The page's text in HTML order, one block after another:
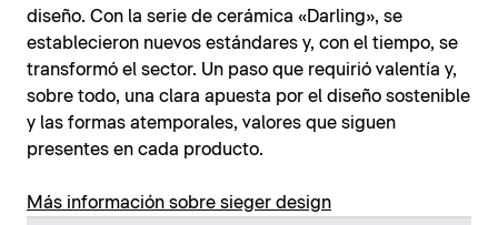
diseño. Con la serie de cerámica «Darling», se
establecieron nuevos estándares y, con el tiempo, se
transformó el sector. Un paso que requirió valentía y,
sobre todo, una clara apuesta por el diseño sostenible
y las formas atemporales, valores que siguen
presentes en cada producto.
Más información sobre sieger design